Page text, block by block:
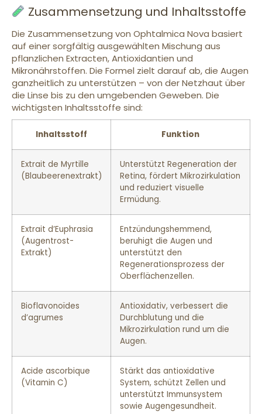
Zusammensetzung und Inhaltsstoffe
Die Zusammensetzung von Ophtalmica Nova basiert
auf einer sorgfältig ausgewählten Mischung aus
pflanzlichen Extracten, Antioxidantien und
Mikronährstoffen. Die Formel zielt darauf ab, die Augen
ganzheitlich zu unterstützen – von der Netzhaut über
die Linse bis zu den umgebenden Geweben. Die
wichtigsten Inhaltsstoffe sind:
Inhaltsstoff Funktion
Extrait de Myrtille
(Blaubeerenextrakt)
Unterstützt Regeneration der
Retina, fördert Mikrozirkulation
und reduziert visuelle
Ermüdung.
Extrait d’Euphrasia
(Augentrost-
Extrakt)
Entzündungshemmend,
beruhigt die Augen und
unterstützt den
Regenerationsprozess der
Oberflächenzellen.
Bioflavonoïdes
d’agrumes
Antioxidativ, verbessert die
Durchblutung und die
Mikrozirkulation rund um die
Augen.
Acide ascorbique
(Vitamin C)
Stärkt das antioxidative
System, schützt Zellen und
unterstützt Immunsystem
sowie Augengesundheit.